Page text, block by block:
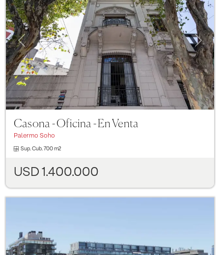
Previous Next
Casona - Oficina - En Venta
Palermo Soho
Sup. Cub.700 m2
USD 1.400.000